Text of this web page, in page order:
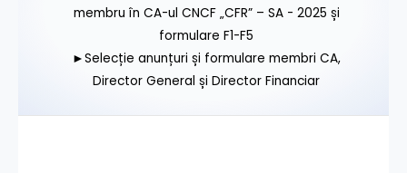
membru în CA-ul CNCF „CFR” – SA - 2025 și
formulare F1-F5
►Selecție anunțuri și formulare membri CA,
Director General și Director Financiar